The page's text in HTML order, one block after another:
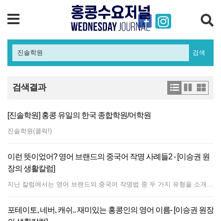
검색
검색결과
[진솔학원] 홍콩 유일의 한국 종합학원/어학원
진솔학원(클릭!)
이런 뜻이었어? 영어 브랜드의 중국어 작명 사례들2 - [이승권 원
장의 생활칼럼]
지난 칼럼에서는 영어 브랜드의 중국어 작명법 중 두 가지 유형을 소개했다. 의미 없이 영어의 발음을 최대한 살려 만들거나, 발음과는 별개로 의미를 부여하여 만든 유형이었다. 사실 가장 이상적인 것은 발음과 의미를 모두 살린 브랜드이다. 유형 3 : 발음과 의미를 살린 중국어 브랜드 이 유형의 대표적 사례로 자주 입에 오르내리는 것은 ‘가구가락’, 즉 코카콜라이다. 한자로 ‘可口可樂’인데 해석하면 ‘입이 즐겁다’는 뜻이다. 표준 중국어인 보통화로는 ‘커커우 컬러’로 발음된다. 지난주 칼럼에서 펩시콜라는 광동 시장을 공략하기 위해 상표를 광동어 발음과 가까운 ‘백사(百事:, 광동어 발음 ‘빡시’)’로 정했다는 사례를 소개했다. 하나 ‘커커우 컬러’인 중국어명과 달리, ‘허허우허럭’으로 표현되는 광동어는 발음면에서 유사성이 떨어진다. 사실 코카콜라가 중화권에 등장한 시기는 펩시콜라가 처음 홍콩에 들어온 1981년보다 훨씬 이전이었다. 홍콩은 1915년, 중국 본토(상하이)는 1927년의 일이다. 그리고 중국어 브랜드명인 가구가락(可口可樂)이 붙여진 것은 1920년대 말이다. 결국 코카콜라는 이미 중국대륙에 진출하며 표준 중국어 발음에 보다 충실하게 지어진 사례라 할 수 있다. 홍콩 시장은 대형 할인마트의 무덤이다. 넓은 공간이 필요한데 임대료는 엄청나고, 시민들이 거주하는 아파트는 작으니 대형 할인마트로서는 설 자리가 없는 것이다. 그러나 한때 홍콩에도 이 업계 중 하나가 진출한 적이 있다. 바로 까르푸이다. 1996년에서 2000년까지의 짧은 시기였다. 까르푸의 중국어 브랜드명은 ‘家樂福’이다. ‘가정에 즐거움과 복을 안겨준다’는 뜻이다. 먹거리와 생활 용품을 제공하는 소매 유통업계로서 좋은 네이밍이라 할 수 있다. 발음해 보면 ‘찌아러푸(보통화), ‘까럭폭(광동어)’로 ‘까르푸’와 매우 유사하다. 이케아의 중국어명도 절묘하다. 일반적으로 원래의 영어 브랜드를 간판에 내거는 홍콩의 경우, 이케아는 이례적으로 영문 ‘IKEA’와 중국어 브랜드명인 ‘宜家’가 나란히 명시되어 있는 것을 볼 수 있다. 표준 중국어 발음은 ‘이지아’, 광동어는 ‘이가’이다. 여기서 ‘宜’는 적합하다, 알맞다, 어울리다’는 의미를 지닌다. 뒤에 ‘집 가(家)’가 붙었으니 ‘집에 어울리는, 집에 알맞은’의 뜻으로 해석된다. 발음도 ‘이케아’와 비슷하여 소리와 뜻을 다 잡았다. 홍콩 간판에 당당하게 ‘宜家’가 걸린 것은 중화권 사람들에게 직관적인 의미 전달을 노린 것으로 보인다. 지난 칼럼에서 우리 학원 유튜브 댓글에 달린 BMW와 벤츠 중국어 발음 문의를 언급한 바 있다. BMW는 소개했으니 이제 벤츠의 중국어 브랜드를 알아 본다. 중국대륙에서는 ‘奔驰’, 홍콩에서는 ‘平治’로 각기 다르다는 것이 특징이다. ‘奔驰’를 보통화로 읽으면 ‘뻔츠’이다. 발음이 벤츠와 매우 유사함을 알 수 있다. ‘奔驰’ 두 글자의 뜻도 ‘내달리다’, ‘질주하다’이니 절묘하다. 홍콩에서의 상표명인 ‘平治’는 광동어로 ‘팽지’라 발음한다. 소리의 유사성은 보통화에 비해 떨어지지만, 속도보다는 안정감과 품격에 초점을 맞춰 이에 맞는 한자를 골라 썼다. 중국대륙의 서브웨이 간판에는 ‘赛百味’라는 상표가 붙어 있다. ‘싸이바이웨이’로 읽히니 발음의 연관성을 갖췄다. 뜻은 감탄스럽다. ‘赛’가 겨루다라는 의미이므로 ‘백가지 맛을 겨루다’가 되는 것이다. 고객이 원하는 재료를 골라 다양한 맛으로 먹는다는 서브웨이 본연의 특징에 이 이름보다 더 부합하는 것이 있을까 싶다. 유형 4 : 한국 기업의 중국어 네이밍은? 한국의 대기업 이름은 보면 원래 한자로 뜻을 지니고 있거나 영문 약자로 되어 있어 굳이 중국어 이름을 갖지 않는 경우가 많다. 삼성은 ‘三星’이라는 고유의 한자로 표현되며 보통화와 광동어에서 각각 ‘싼싱’과 ‘쌈생’으로 발음된다. 현대(現代)도 마찬가지이다. 그리고 LG, SK, CJ는 알파벳 약자인 바 부르기 쉬워 그대로 쓴다. 그런데 이와 관련, 곤란함을 겪은 업체도 있다. 동양제과의 사례이다. 자사의 오리온 초코파이는 중국 최고의 히트 상품 중 하나였다. 참고로 동양제과는 오리온이라는 브랜드도 함께 써 오다가 2003년 오리온으로 사명을 통일했다. 문제가 된 것은 ‘동양’이라는 한자 때문이다. 중국어 단어에서의 ‘東洋(동양)’은 일본을 가리킨다. 따라서 중국 진출 시 ‘동양’이라는 이름을 버리고 ‘好丽友(하오리요우)’라는 이름을 지어 달았다. 좋은 친구라는 의미로, 발음도 오리온과 어느정도 유사하다. 필자에게 한국 브랜드 중 최고의 중국어 네이밍 하나만 꼽으라면 ‘이마트’를 언급할 것이다. 지금은 철수하였지만, 이마트는 1997년에 입점하여 중국내 최대 26개 매장까지 확장하여 성과를 냈었다. 이마트는 중국에서 ‘易买得’라는 상표를 달았다. 해석하면 ‘쉽게 사서 얻는다’이다. 발음도 ‘이마이더’니까 ‘이마트’와의 유사성에서도 떨어지지 않는다. 우리 학원명인 ‘진솔’은 한자 브랜드 없이 영문인 ‘Jinsol’로 표기하고 있다. 한자로는 ‘眞率’이지만 중국어에는 없는 단어이다. 그럼 왜 진솔이냐고? 별 고민 없이 지었다. 다름아닌 아들 이름이 ‘진솔’인데, 진솔이가 진솔학원에서 수업을 들었던 역사도 있다.
포테이토, 네버, 캐쉬.. 재미있는 홍콩인의 영어 이름- [이승권 원장